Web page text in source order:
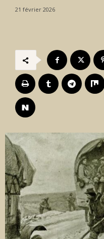
21 février 2026